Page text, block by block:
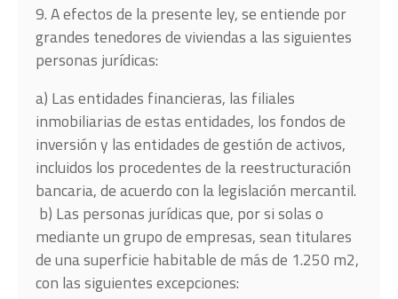
9. A efectos de la presente ley, se entiende por
grandes tenedores de viviendas a las siguientes
personas jurídicas:
a) Las entidades financieras, las filiales
inmobiliarias de estas entidades, los fondos de
inversión y las entidades de gestión de activos,
incluidos los procedentes de la reestructuración
bancaria, de acuerdo con la legislación mercantil.
b) Las personas jurídicas que, por si solas o
mediante un grupo de empresas, sean titulares
de una superficie habitable de más de 1.250 m2,
con las siguientes excepciones: